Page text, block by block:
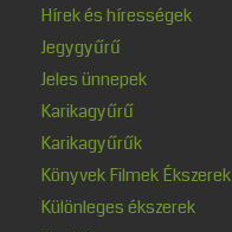
Hírek és hírességek
Jegygyűrű
Jeles ünnepek
Karikagyűrű
Karikagyűrűk
Könyvek Filmek Ékszerek
Különleges ékszerek